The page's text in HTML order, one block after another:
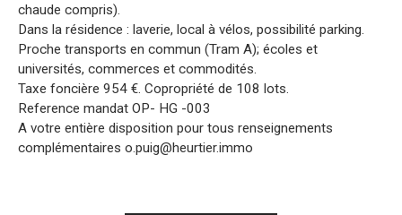
chaude compris).
Dans la résidence : laverie, local à vélos, possibilité parking.
Proche transports en commun (Tram A); écoles et
universités, commerces et commodités.
Taxe foncière 954 €. Copropriété de 108 lots.
Reference mandat OP- HG -003
A votre entière disposition pour tous renseignements
complémentaires o.puig@heurtier.immo